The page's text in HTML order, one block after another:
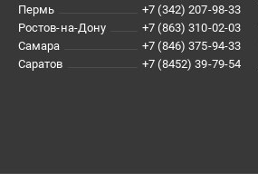
Пермь
+7 (342) 207-98-33
Ростов-на-Дону
+7 (863) 310-02-03
Самара
+7 (846) 375-94-33
Саратов
+7 (8452) 39-79-54